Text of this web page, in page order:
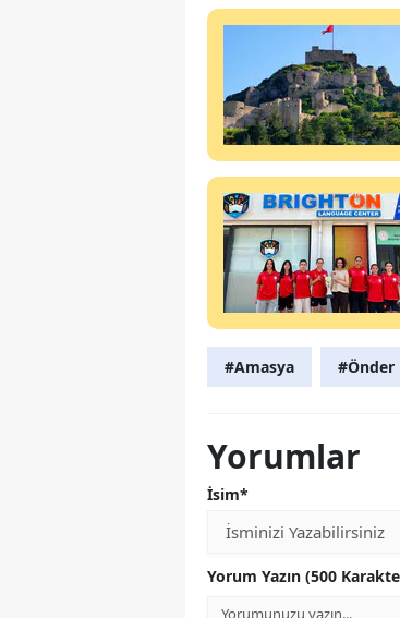
#Amasya #Önder
Yorumlar
İsim*
Yorum Yazın (500